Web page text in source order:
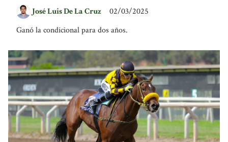
Ganó la condicional para dos años.
02/03/2025
José Luis De La Cruz